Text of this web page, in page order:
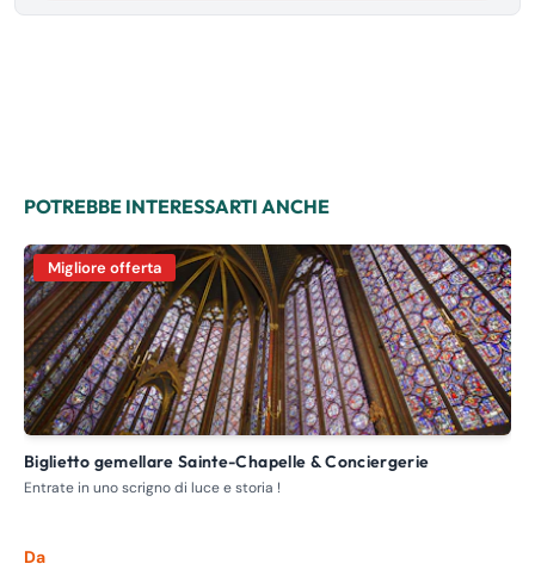
POTREBBE INTERESSARTI ANCHE
Migliore offerta
Biglietto gemellare Sainte-Chapelle & Conciergerie
Entrate in uno scrigno di luce e storia !
Da